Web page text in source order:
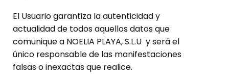
El Usuario garantiza la autenticidad y
actualidad de todos aquellos datos que
comunique a NOELIA PLAYA, S.L.U y será el
único responsable de las manifestaciones
falsas o inexactas que realice.